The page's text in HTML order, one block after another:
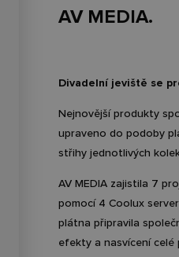
AV MEDIA.
Divadelní jeviště se
Nejnovější produkty
upraveno do podoby
střihy jednotlivých
AV MEDIA zajistila 7
pomocí 4 Coolux
plátna připravila
efekty a nasvícení